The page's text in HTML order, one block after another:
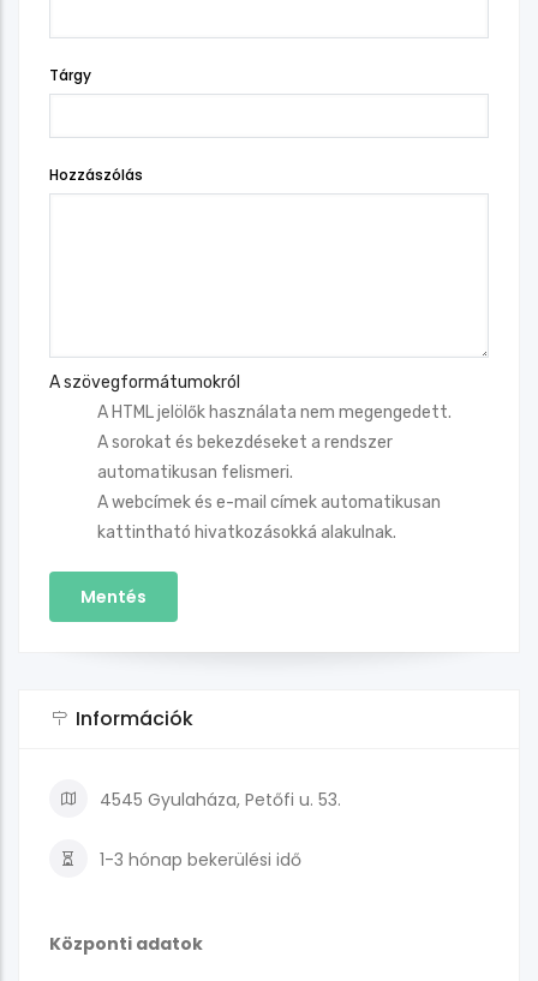
Tárgy
Hozzászólás
A szövegformátumokról
A HTML jelölők használata nem megengedett.
A sorokat és bekezdéseket a rendszer
automatikusan felismeri.
A webcímek és e-mail címek automatikusan
kattintható hivatkozásokká alakulnak.
Információk
4545 Gyulaháza, Petőfi u. 53.
1-3 hónap bekerülési idő
Központi adatok